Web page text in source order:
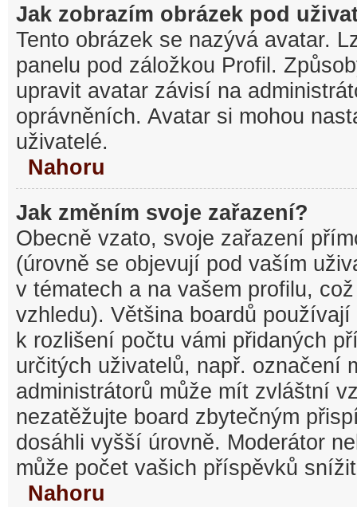
Jak zobrazím obrázek pod
Tento obrázek se nazývá avatar.
panelu pod záložkou Profil.
upravit avatar závisí na
oprávněních. Avatar si mohou
uživatelé.
Nahoru
Jak změním svoje zařazení?
Obecně vzato, svoje zařazení
(úrovně se objevují pod vaším
v tématech a na vašem profilu,
vzhledu). Většina boardů
k rozlišení počtu vámi přidaných
určitých uživatelů, např. označení
administrátorů může mít zvláštní
nezatěžujte board zbytečným
dosáhli vyšší úrovně. Moderátor
může počet vašich příspěvků
Nahoru